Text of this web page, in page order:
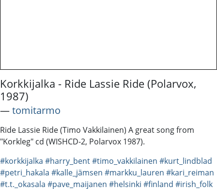
Korkkijalka - Ride Lassie Ride (Polarvox,
1987)
―tomitarmo
Ride Lassie Ride (Timo Vakkilainen) A great song from
"Korkleg" cd (WISHCD-2, Polarvox 1987).
#korkkijalka #harry_bent#timo_vakkilainen #kurt_lindblad
#petri_hakala #kalle_jämsen #markku_lauren #kari_reiman
#t.t._okasala #pave_maijanen #helsinki #finland #irish_folk